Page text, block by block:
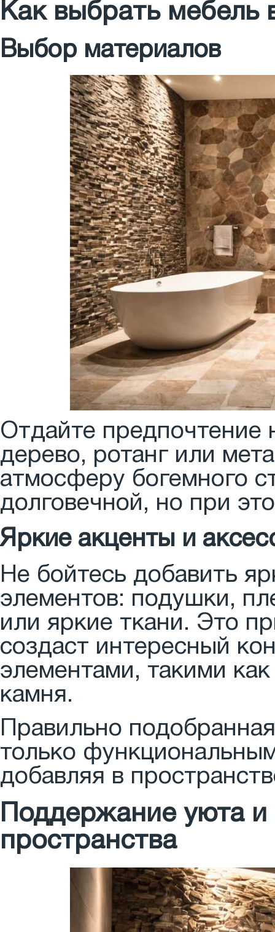
Как выбрать мебель
Выбор материалов
Отдайте предпочтение
дерево, ротанг или
атмосферу богемного
долговечной, но при
Яркие акценты и
Не бойтесь добавить
элементов: подушки,
или яркие ткани. Это
создаст интересный
элементами, такими
камня.
Правильно
только
добавляя в
Поддержание уюта и
пространства